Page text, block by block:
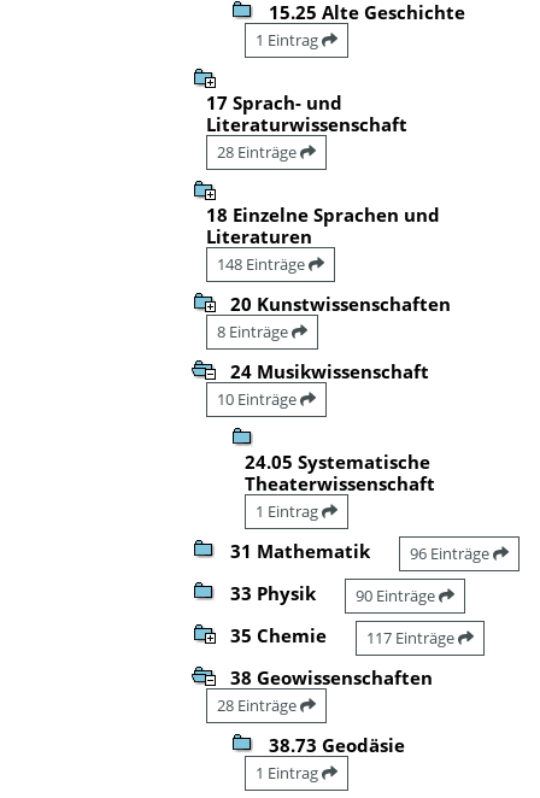
15.25 Alte Geschichte
1 Eintrag
17 Sprach- und
Literaturwissenschaft
28 Einträge
18 Einzelne Sprachen und
Literaturen
148 Einträge
20 Kunstwissenschaften
8 Einträge
24 Musikwissenschaft
10 Einträge
24.05 Systematische
Theaterwissenschaft
1 Eintrag
31 Mathematik 96 Einträge
33 Physik 90 Einträge
35 Chemie 117 Einträge
38 Geowissenschaften
28 Einträge
38.73 Geodäsie
1 Eintrag